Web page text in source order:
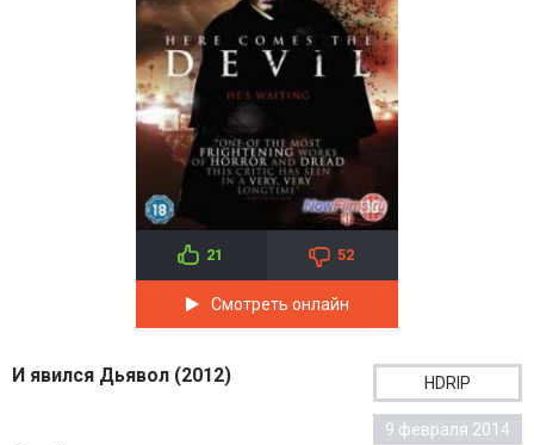
21 52
Смотреть онлайн
И явился Дьявол (2012) HDRIP
9 февраля 2014